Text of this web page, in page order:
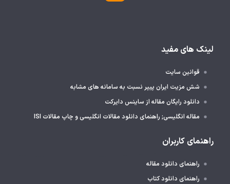
لینک های مفید
قوانین سایت
شش مزیت ایران پیپر نسبت به سامانه های مشابه
دانلود رایگان مقاله از ساینس دایرکت
مقاله انگلیسی; راهنمای دانلود مقالات انگلیسی و چاپ مقالات ISI
راهنمای کاربران
راهنمای دانلود مقاله
راهنمای دانلود کتاب